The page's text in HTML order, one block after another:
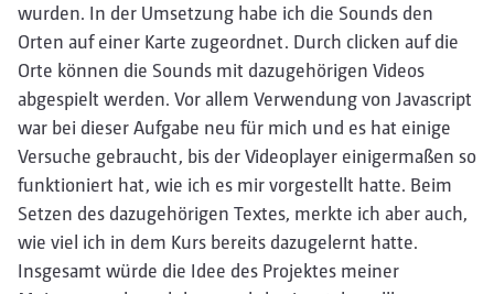
wurden. In der Umsetzung habe ich die Sounds den
Orten auf einer Karte zugeordnet. Durch clicken auf die
Orte können die Sounds mit dazugehörigen Videos
abgespielt werden. Vor allem Verwendung von Javascript
war bei dieser Aufgabe neu für mich und es hat einige
Versuche gebraucht, bis der Videoplayer einigermaßen so
funktioniert hat, wie ich es mir vorgestellt hatte. Beim
Setzen des dazugehörigen Textes, merkte ich aber auch,
wie viel ich in dem Kurs bereits dazugelernt hatte.
Insgesamt würde die Idee des Projektes meiner